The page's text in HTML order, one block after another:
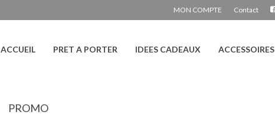
MON COMPTE Contact
ACCUEIL PRET A PORTER IDEES CADEAUX ACCESSOIRES
PROMO